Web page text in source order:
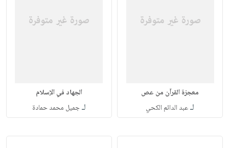
معجزة القرآن من عص
لـعبد الدائم الكحي
الجهاد في الإسلام
لـجميل محمد حمادة